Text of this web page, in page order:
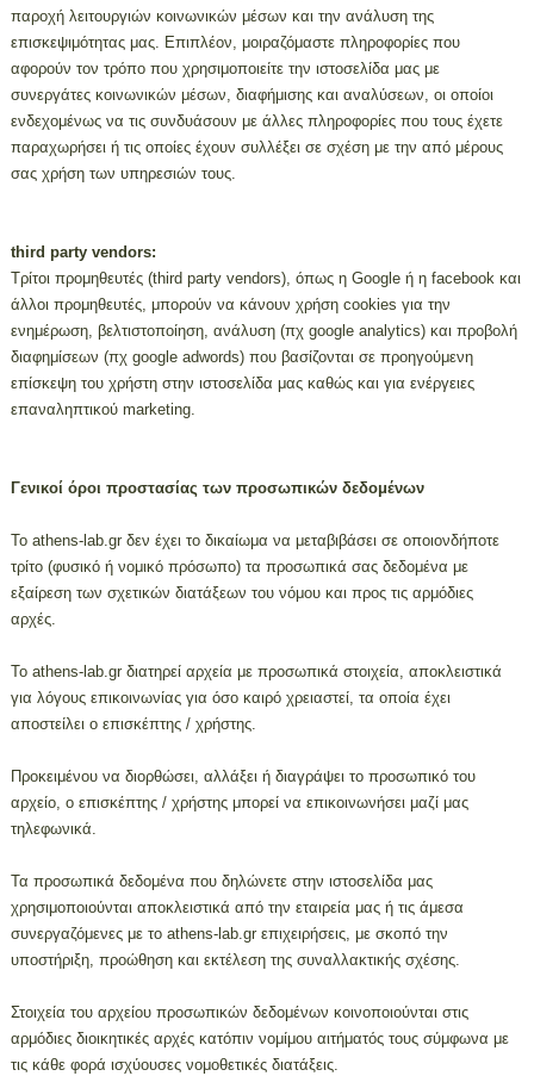
παροχή λειτουργιών κοινωνικών μέσων και την ανάλυση της
επισκεψιμότητας μας. Επιπλέον, μοιραζόμαστε πληροφορίες που
αφορούν τον τρόπο που χρησιμοποιείτε την ιστοσελίδα μας με
συνεργάτες κοινωνικών μέσων, διαφήμισης και αναλύσεων, οι οποίοι
ενδεχομένως να τις συνδυάσουν με άλλες πληροφορίες που τους έχετε
παραχωρήσει ή τις οποίες έχουν συλλέξει σε σχέση με την από μέρους
σας χρήση των υπηρεσιών τους.
third party vendors:
Τρίτοι προμηθευτές (third party vendors), όπως η Google ή η facebook και
άλλοι προμηθευτές, μπορούν να κάνουν χρήση cookies για την
ενημέρωση, βελτιστοποίηση, ανάλυση (πχ google analytics) και προβολή
διαφημίσεων (πχ google adwords) που βασίζονται σε προηγούμενη
επίσκεψη του χρήστη στην ιστοσελίδα μας καθώς και για ενέργειες
επαναληπτικού marketing.
Γενικοί όροι προστασίας των προσωπικών δεδομένων
Το athens-lab.gr δεν έχει το δικαίωμα να μεταβιβάσει σε οποιονδήποτε
τρίτο (φυσικό ή νομικό πρόσωπο) τα προσωπικά σας δεδομένα με
εξαίρεση των σχετικών διατάξεων του νόμου και προς τις αρμόδιες
αρχές.
Το athens-lab.gr διατηρεί αρχεία με προσωπικά στοιχεία, αποκλειστικά
για λόγους επικοινωνίας για όσο καιρό χρειαστεί, τα οποία έχει
αποστείλει ο επισκέπτης / χρήστης.
Προκειμένου να διορθώσει, αλλάξει ή διαγράψει το προσωπικό του
αρχείο, ο επισκέπτης / χρήστης μπορεί να επικοινωνήσει μαζί μας
τηλεφωνικά.
Τα προσωπικά δεδομένα που δηλώνετε στην ιστοσελίδα μας
χρησιμοποιούνται αποκλειστικά από την εταιρεία μας ή τις άμεσα
συνεργαζόμενες με το athens-lab.gr επιχειρήσεις, με σκοπό την
υποστήριξη, προώθηση και εκτέλεση της συναλλακτικής σχέσης.
Στοιχεία του αρχείου προσωπικών δεδομένων κοινοποιούνται στις
αρμόδιες διοικητικές αρχές κατόπιν νομίμου αιτήματός τους σύμφωνα με
τις κάθε φορά ισχύουσες νομοθετικές διατάξεις.